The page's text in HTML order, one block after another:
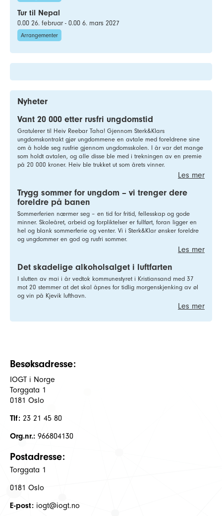
Tur til Nepal
0.00 26. februar - 0.00 6. mars 2027
Arrangementer
Nyheter
Vant 20 000 etter rusfri ungdomstid
Gratulerer til Heiv Reebar Taha! Gjennom Sterk&Klars
ungdomskontrakt gjør ungdommene en avtale med foreldrene sine
om å holde seg rusfrie gjennom ungdomsskolen. I år var det mange
som holdt avtalen, og alle disse ble med i trekningen av en premie
på 20 000 kroner. Heiv ble trukket ut som årets vinner.
Les mer
Trygg sommer for ungdom – vi trenger dere
foreldre på banen
Sommerferien nærmer seg – en tid for fritid, fellesskap og gode
minner. Skoleåret, arbeid og forpliktelser er fullført, foran ligger en
hel og blank sommerferie og venter. Vi i Sterk&Klar ønsker foreldre
og ungdommer en god og rusfri sommer.
Les mer
Det skadelige alkoholsalget i luftfarten
I slutten av mai i år vedtok kommunestyret i Kristiansand med 37
mot 20 stemmer at det skal åpnes for tidlig morgenskjenking av øl
og vin på Kjevik lufthavn.
Les mer
Besøksadresse:
IOGT i Norge
Torggata 1
0181 Oslo
Tlf: 23 21 45 80
Org.nr.: 966804130
Postadresse:
Torggata 1
0181 Oslo
E-post: iogt@iogt.no